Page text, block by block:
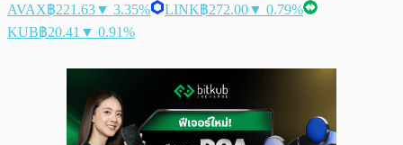
AVAX฿221.63▼ 3.35% LINK฿272.00▼ 0.79%
KUB฿20.41 ▼ 0.91%